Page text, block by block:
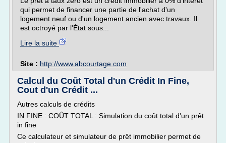
qui permet de financer une partie de l'achat d'un
logement neuf ou d'un logement ancien avec travaux. Il
est octroyé par l'État sous...
Lire la suite
Site : http://www.abcourtage.com
Calcul du Coût Total d'un Crédit In Fine,
Cout d'un Crédit ...
Autres calculs de crédits
IN FINE : COÛT TOTAL : Simulation du coût total d'un prêt
in fine
Ce calculateur et simulateur de prêt immobilier permet de